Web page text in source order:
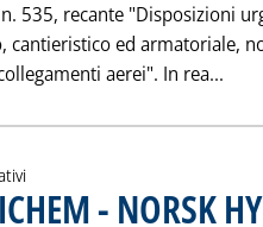
535, recante "Disposizioni
ed armatoriale,
aerei". In rea...
- NORSK